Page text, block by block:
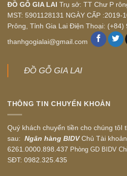
ĐỒ GỖ GIA LAI Trụ sở: TT Chư P
MST: 5901128131 NGÀY CẤP
Prông, Tỉnh Gia Lai Điện Thoại: (+84)
thanhgogialai@gmail.com
ĐỒ GỖ GIA LAI
THÔNG TIN CHUYỂN KHOẢN
Quý khách chuyển tiền cho chúng tôI
sau: Ngân hàng BIDVChủ Tài
6261.0000.898.437 Phòng GD BIDV
SĐT: 0982.325.435